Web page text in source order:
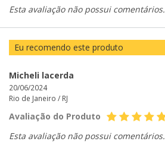
Esta avaliação não possui comentários.
Eu recomendo este produto
Micheli lacerda
20/06/2024
Rio de Janeiro / RJ
Avaliação do Produto
Esta avaliação não possui comentários.